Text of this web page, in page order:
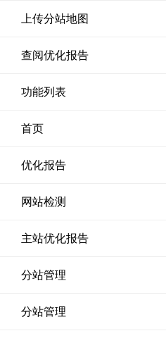
上传分站地图
查阅优化报告
功能列表
首页
优化报告
网站检测
主站优化报告
分站管理
分站管理